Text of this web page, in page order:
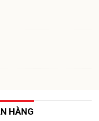
HÀNG